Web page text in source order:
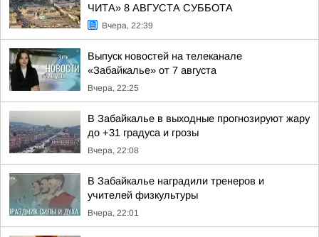
ЧИТА» 8 АВГУСТА СУББОТА
Вчера, 22:39
Выпуск новостей на телеканале
«Забайкалье» от 7 августа
Вчера, 22:25
В Забайкалье в выходные прогнозируют жару
до +31 градуса и грозы
Вчера, 22:08
В Забайкалье наградили тренеров и
учителей физкультуры
Вчера, 22:01